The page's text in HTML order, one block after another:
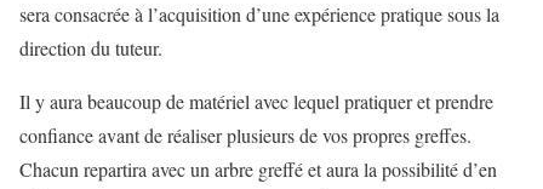
sera consacrée à l’acquisition d’une expérience pratique sous la
direction du tuteur.
Il y aura beaucoup de matériel avec lequel pratiquer et prendre
confiance avant de réaliser plusieurs de vos propres greffes.
Chacun repartira avec un arbre greffé et aura la possibilité d’en